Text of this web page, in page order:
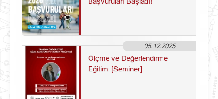
05.12.2025
Ölçme ve Değerlendirme
Eğitimi [Seminer]